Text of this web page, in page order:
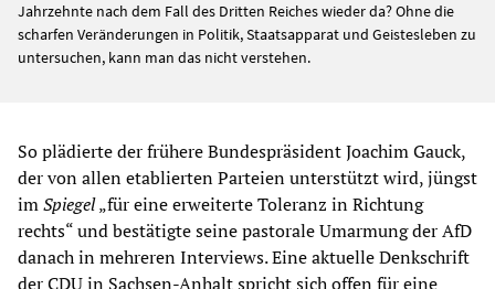
Jahrzehnte nach dem Fall des Dritten Reiches wieder da? Ohne die
scharfen Veränderungen in Politik, Staatsapparat und Geistesleben zu
untersuchen, kann man das nicht verstehen.
So plädierte der frühere Bundespräsident Joachim Gauck,
der von allen etablierten Parteien unterstützt wird, jüngst
imSpiegel„für eine erweiterte Toleranz in Richtung
rechts“ und bestätigte seine pastorale Umarmung der AfD
danach in mehreren Interviews. Eine aktuelle Denkschrift
der CDU in Sachsen-Anhalt spricht sich offen für eine